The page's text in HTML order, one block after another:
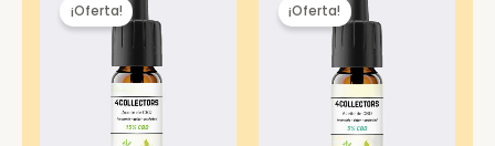
¡Oferta! ¡Oferta!